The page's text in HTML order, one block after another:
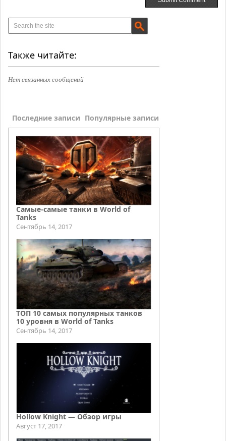
Также читайте:
Нет связанных сообщений
Последние записи Популярные записи
Самые-самые танки в World of
Tanks
Сентябрь 14, 2017
ТОП 10 самых популярных танков
10 уровня в World of Tanks
Сентябрь 14, 2017
Hollow Knight — Обзор игры
Август 17, 2017